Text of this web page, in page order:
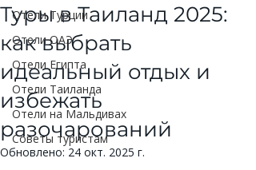
Отели Турции
Отели ОАЭ
Отели Египта
Отели Таиланда
Отели на Мальдивах
Советы туристам
Туры в Таиланд 2025:
как выбрать
идеальный отдых и
избежать
разочарований
Обновлено: 24 окт. 2025 г.